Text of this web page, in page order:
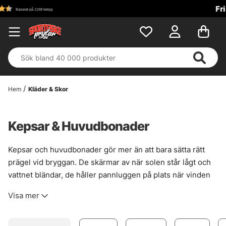
Hem Kläder & Skor
Kepsar & Huvudbonader
Kepsar och huvudbonader gör mer än att bara sätta rätt
prägel vid bryggan. De skärmar av när solen står lågt och
vattnet bländar, de håller pannluggen på plats när vinden
behagligare. Här finns allt från truckerkepsar till mössor
Visa mer